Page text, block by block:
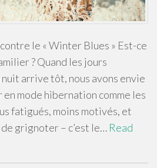
le « Winter Blues » Est-ce
? Quand les jours
arrive tôt, nous avons envie
mode hibernation comme les
fatigués, moins motivés, et
grignoter – c’est le… Read